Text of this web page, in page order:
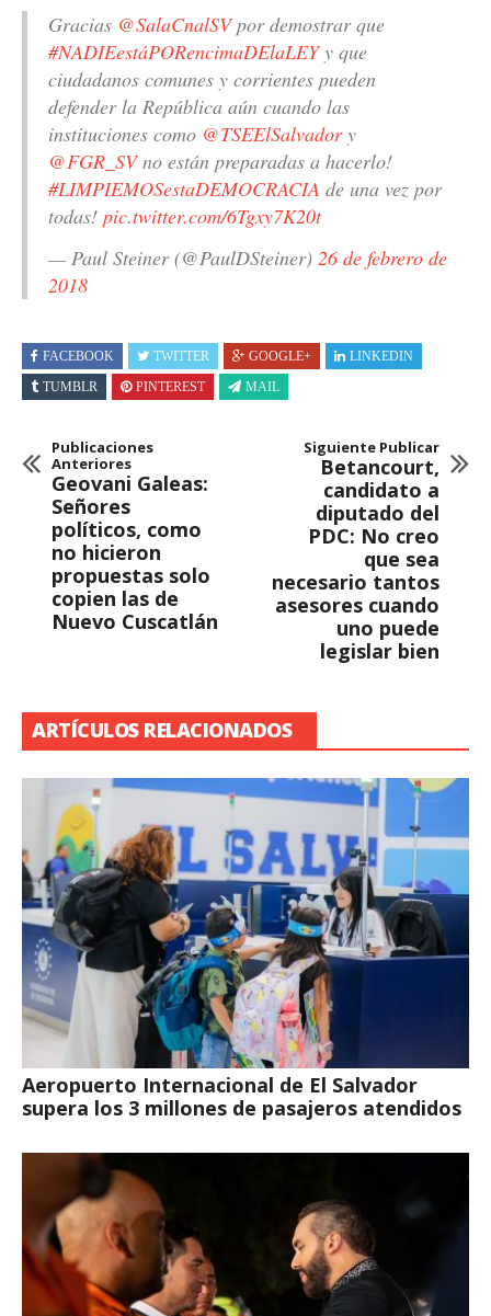
Gracias @SalaCnalSVpor demostrar que
#NADIEestáPORencimaDElaLEYy que
ciudadanos comunes y corrientes pueden
defender la República aún cuando las
instituciones como @TSEElSalvadory
@FGR_SVno están preparadas a hacerlo!
#LIMPIEMOSestaDEMOCRACIA de una vez por
todas! pic.twitter.com/6Tgxy7K20t
— Paul Steiner (@PaulDSteiner) 26 de febrero de
2018
FACEBOOK TWITTER GOOGLE+
LINKEDIN
TUMBLR
PINTEREST MAIL
Publicaciones
Anteriores
Geovani Galeas:
Señores
políticos, como
no hicieron
propuestas solo
copien las de
Nuevo Cuscatlán
Siguiente Publicar
Betancourt,
candidato a
diputado del
PDC: No creo
que sea
necesario tantos
asesores cuando
uno puede
legislar bien
ARTÍCULOS RELACIONADOS
Aeropuerto Internacional de El Salvador
supera los 3 millones de pasajeros atendidos